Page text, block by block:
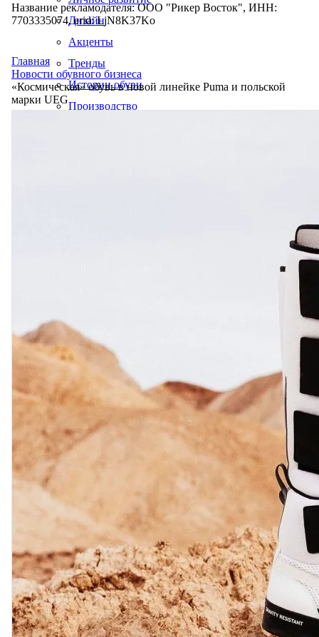
Дизайн
Акценты
Тренды
Истории обуви
Производство
Название рекламодателя: ООО "Рикер Восток", ИНН:
7703335074, erid: LjN8K37Ko
Главная
Новости обувного бизнеса
«Космическая» обувь в новой линейке Puma и польской
марки UEG